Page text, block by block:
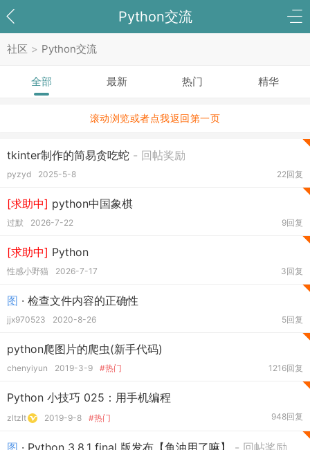
Python交流
社区 > Python交流
全部 最新 热门 精华
滚动浏览或者点我返回第一页
tkinter制作的简易贪吃蛇 - 回帖奖励
pyzyd 2025-5-8 22回复
[求助中] python中国象棋
过默 2026-7-22 9回复
[求助中] Python
性感小野猫 2026-7-17 3回复
图 · 检查文件内容的正确性
jjx970523 2020-8-26 5回复
python爬图片的爬虫(新手代码)
chenyiyun 2019-3-9 #热门 1216回复
Python 小技巧 025：用手机编程
zltzlt 2019-9-8 #热门 948回复
图 · Python 3.8.1 final 版发布【鱼油用了嘛】 - 回帖奖励